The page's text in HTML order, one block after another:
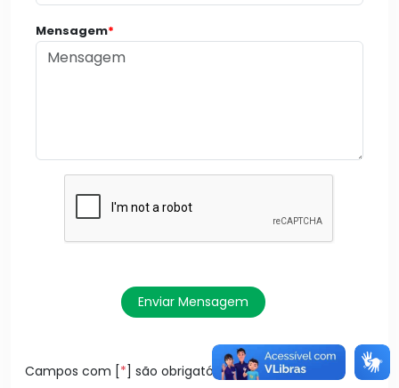
Mensagem*
Enviar Mensagem
Campos com [*] são obrigatórios